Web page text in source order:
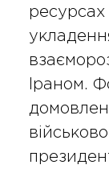
ресурсах
Іраном.